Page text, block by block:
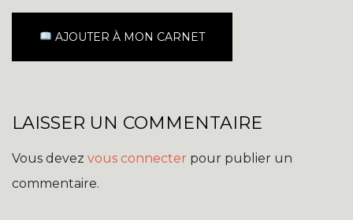
AJOUTER À MON CARNET
LAISSER UN COMMENTAIRE
Vous devez vous connecter pour publier un
commentaire.